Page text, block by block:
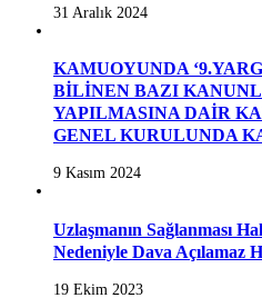
31 Aralık 2024
KAMUOYUNDA
BİLİNEN BAZI
YAPILMASINA DAİR
GENEL KURULUNDA
9 Kasım 2024
Uzlaşmanın Sağlanması
Nedeniyle Dava Açılamaz
19 Ekim 2023